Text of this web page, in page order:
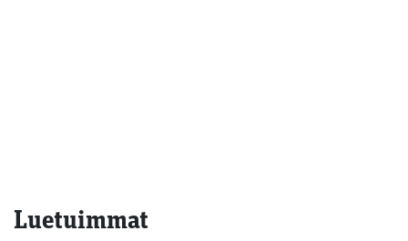
Luetuimmat